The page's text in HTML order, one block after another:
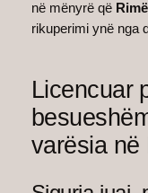
në mënyrë që
rikuperimi ynë nga
Licencuar
varësia në